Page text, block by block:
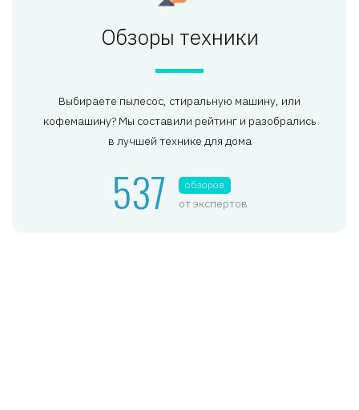
Обзоры техники
Выбираете пылесос, стиральную машину, или
кофемашину? Мы составили рейтинг и разобрались
в лучшей технике для дома
537 обзоров
от экспертов